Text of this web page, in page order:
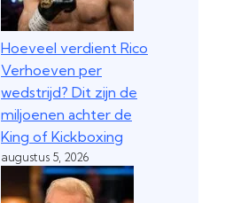
Hoeveel verdient Rico
Verhoeven per
wedstrijd? Dit zijn de
miljoenen achter de
King of Kickboxing
augustus 5, 2026